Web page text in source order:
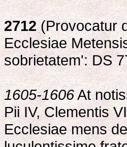
2712(Provocatur
Ecclesiae
sobrietatem': DS
1605-1606At
Pii IV, Clementis
Ecclesiae mens